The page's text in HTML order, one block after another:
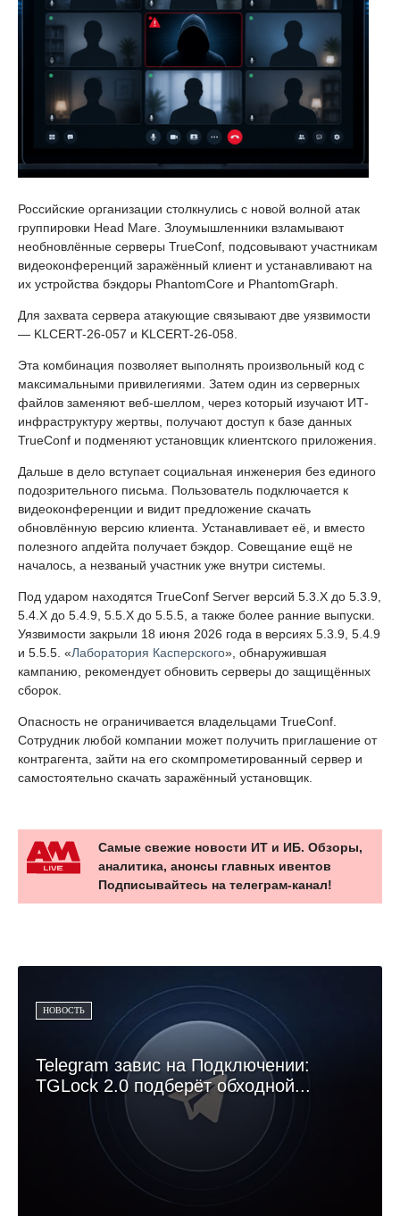
Российские организации столкнулись с новой волной атак
группировки Head Mare. Злоумышленники взламывают
необновлённые серверы TrueConf, подсовывают участникам
видеоконференций заражённый клиент и устанавливают на
их устройства бэкдоры PhantomCore и PhantomGraph.
Для захвата сервера атакующие связывают две уязвимости
— KLCERT-26-057 и KLCERT-26-058.
Эта комбинация позволяет выполнять произвольный код с
максимальными привилегиями. Затем один из серверных
файлов заменяют веб-шеллом, через который изучают ИТ-
инфраструктуру жертвы, получают доступ к базе данных
TrueConf и подменяют установщик клиентского приложения.
Дальше в дело вступает социальная инженерия без единого
подозрительного письма. Пользователь подключается к
видеоконференции и видит предложение скачать
обновлённую версию клиента. Устанавливает её, и вместо
полезного апдейта получает бэкдор. Совещание ещё не
началось, а незваный участник уже внутри системы.
Под ударом находятся TrueConf Server версий 5.3.X до 5.3.9,
5.4.X до 5.4.9, 5.5.X до 5.5.5, а также более ранние выпуски.
Уязвимости закрыли 18 июня 2026 года в версиях 5.3.9, 5.4.9
и 5.5.5. «Лаборатория Касперского», обнаружившая
кампанию, рекомендует обновить серверы до защищённых
сборок.
Опасность не ограничивается владельцами TrueConf.
Сотрудник любой компании может получить приглашение от
контрагента, зайти на его скомпрометированный сервер и
самостоятельно скачать заражённый установщик.
Самые свежие новости ИТ и ИБ. Обзоры,
аналитика, анонсы главных ивентов
Подписывайтесь на телеграм-канал!
НОВОСТЬ
Telegram завис на Подключении:
TGLock 2.0 подберёт обходной...